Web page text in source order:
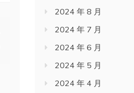
2024 年 8 月
2024 年 7 月
2024 年 6 月
2024 年 5 月
2024 年 4 月